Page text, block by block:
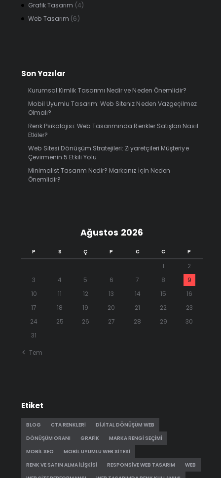
Grafik Tasarım (4)
Web Tasarım (6)
Son Yazılar
Kurumsal Kimlik Tasarımı Nedir ve Neden Önemlidir?
Mobil Uyumlu Tasarım: Web Siteniz Neden Vazgeçilmez
Olmalı?
Renk Psikolojisi: Web Tasarımında Renkler Satışları Nasıl
Etkiler?
Web Sitesi Dönüşüm Stratejileri: Ziyaretçileri Müşteriye
Çevirmenin 5 Etkili Yolu
Minimalist Tasarım Nedir? Markanız İçin Neden
Önemlidir?
Ağustos 2026
P S Ç P C C P
1
2
3
4 5 6 7 8
9
10
11 12 13 14 15
16
17
18 19 20 21 22
23
24
25 26 27 28 29
30
31
« Tem
Etiket
BLOG CTA RENKLERI
DIJITAL DÖNÜŞÜM WEB
DÖNÜŞÜM ORANI
GRAFIK
MARKA RENGI SEÇIMI
MOBIL SEO
MOBIL UYUMLU WEB SITESI
RENK VE SATIN ALMA ILIŞKISI
RESPONSIVE WEB TASARIM
WEB